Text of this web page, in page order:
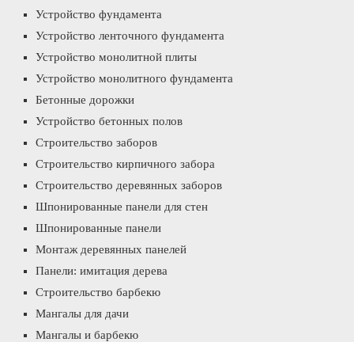
Устройство фундамента
Устройство ленточного фундамента
Устройство монолитной плиты
Устройство монолитного фундамента
Бетонные дорожки
Устройство бетонных полов
Строительство заборов
Строительство кирпичного забора
Строительство деревянных заборов
Шпонированные панели для стен
Шпонированные панели
Монтаж деревянных панелей
Панели: имитация дерева
Строительство барбекю
Мангалы для дачи
Мангалы и барбекю